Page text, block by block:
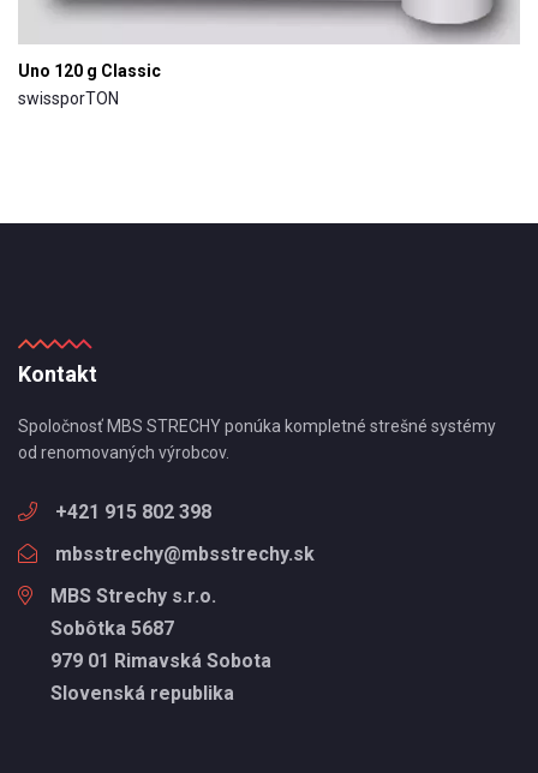
Uno 120 g Classic
swissporTON
Kontakt
Spoločnosť MBS STRECHY ponúka kompletné strešné systémy
od renomovaných výrobcov.
+421 915 802 398
mbsstrechy@mbsstrechy.sk
MBS Strechy s.r.o.
Sobôtka 5687
979 01 Rimavská Sobota
Slovenská republika